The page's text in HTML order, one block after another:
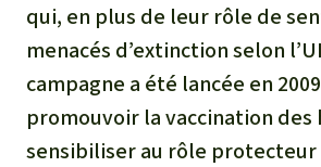
qui, en plus de leur rôle de
menacés d’extinction selon
campagne a été lancée en
promouvoir la vaccination des
sensibiliser au rôle protecteur